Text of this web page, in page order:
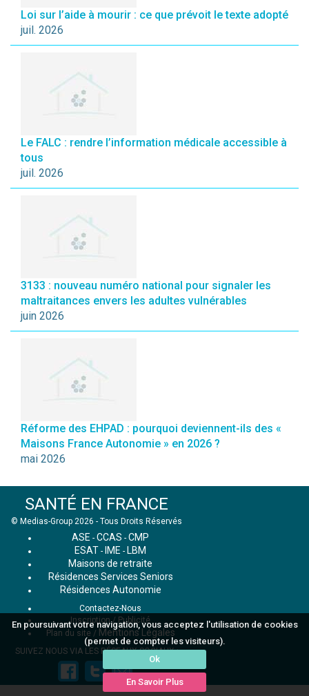
En poursuivant votre navigation, vous acceptez l'utilisation de cookies
(permet de compter les visiteurs).
Ok
En Savoir Plus
Loi sur l’aide à mourir : ce que prévoit le texte adopté
juil. 2026
Le FALC : rendre l’information médicale accessible à
tous
juil. 2026
3133 : nouveau numéro national pour signaler les
maltraitances envers les adultes vulnérables
juin 2026
Réforme des EHPAD : pourquoi deviennent-ils des «
Maisons France Autonomie » en 2026 ?
mai 2026
SANTÉ EN FRANCE
© Medias-Group 2026 - Tous Droits Réservés
ASE - CCAS - CMP
ESAT - IME - LBM
Maisons de retraite
Résidences Services Seniors
Résidences Autonomie
Contactez-Nous
Inscription / Publicité
Plan du site / Mentions Légales
SUIVEZ NOUS VIA LES RÉSEAUX SOCIAUX :